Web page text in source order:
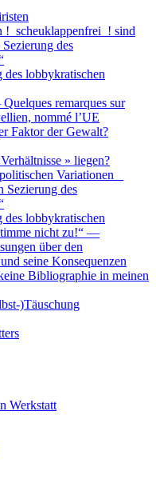
sind
des
lobbykratischen
remarques sur
nommé l’UE
Faktor der Gewalt?
» liegen?
Variationen _
Sezierung des
lobbykratischen
nicht zu!“ —
über den
seine Konsequenzen
Bibliographie in meinen
)Täuschung
Werkstatt